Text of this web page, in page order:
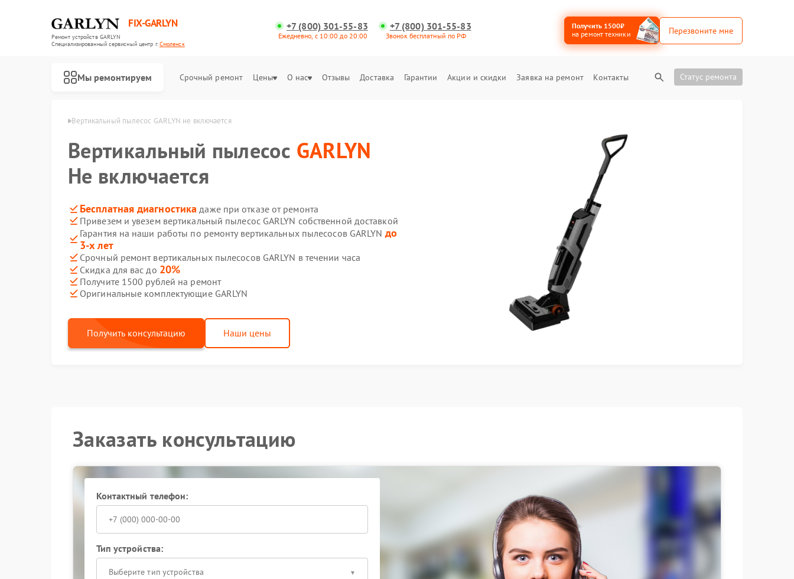
FIX-GARLYN
Ремонт устройств GARLYN
Специализированный cервисный центр г.Смоленск
+7 (800) 301-55-83
Ежедневно, с 10:00 до 20:00
+7 (800) 301-55-83
Звонок бесплатный по РФ
Получить 1500₽
на ремонт техники
Перезвоните мне
Мы ремонтируем Срочный ремонт Цены О нас Отзывы Доставка Гарантии Акции и скидки Заявка на ремонт Контакты Статус ремонта
Вертикальный пылесос GARLYN не включается
Вертикальный пылесос GARLYN
Не включается
Бесплатная диагностика даже при отказе от ремонта
Привезем и увезем вертикальный пылесос GARLYN собственной доставкой
Гарантия на наши работы по ремонту вертикальных пылесосов GARLYN до
3-х лет
Срочный ремонт вертикальных пылесосов GARLYN в течении часа
Скидка для вас до 20%
Получите 1500 рублей на ремонт
Оригинальные комплектующие GARLYN
Получить консультацию Наши цены
Заказать консультацию
Контактный телефон:
Тип устройства:
Выберите тип устройства